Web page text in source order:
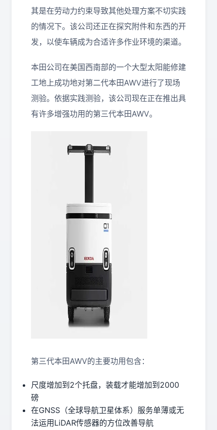
其是在劳动力约束导致其他处理方案不切实践
的情况下。该公司还正在探究附件和东西的开
发，以使车辆成为合适许多作业环境的渠道。
本田公司在美国西南部的一个大型太阳能修建
工地上成功地对第二代本田AWV进行了现场
测验。依据实践测验，该公司现在正在推出具
有许多增强功用的第三代本田AWV。
第三代本田AWV的主要功用包含：
尺度增加到2个托盘，装载才能增加到2000
磅
在GNSS（全球导航卫星体系）服务单薄或无
法运用LiDAR传感器的方位改善导航